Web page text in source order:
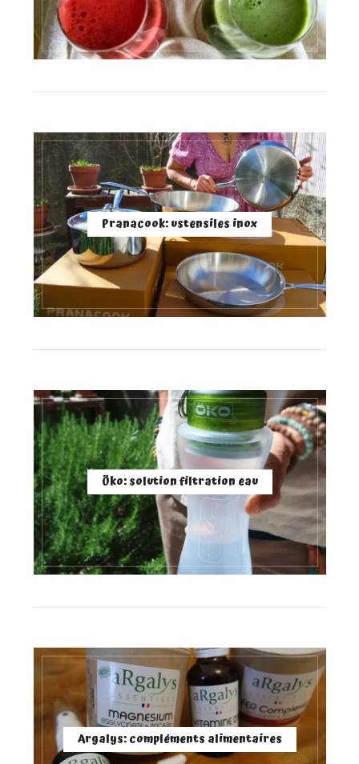
Pranacook: ustensiles inox
Öko: solution filtration eau
Argalys: compléments alimentaires